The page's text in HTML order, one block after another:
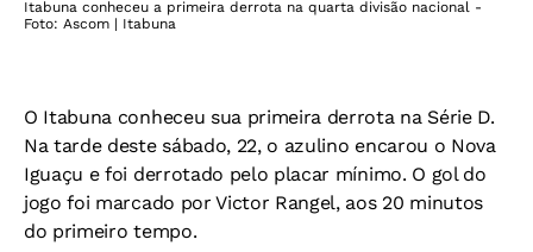
Itabuna conheceu a primeira derrota na quarta divisão nacional -
Foto: Ascom | Itabuna
O Itabuna conheceu sua primeira derrota na Série D.
Na tarde deste sábado, 22, o azulino encarou o Nova
Iguaçu e foi derrotado pelo placar mínimo. O gol do
jogo foi marcado por Victor Rangel, aos 20 minutos
do primeiro tempo.